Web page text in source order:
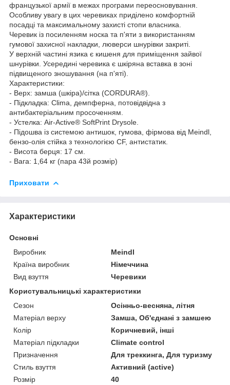
французької армії в межах програми переосновування.
Особливу увагу в цих черевиках приділено комфортній
посадці та максимальному захисті стопи власника.
Черевик із посиленням носка та п'яти з використанням
гумової захисної накладки, люверси шнурівки закриті.
У верхній частині язика є кишеня для приміщення зайвої
шнурівки. Усередині черевика є шкіряна вставка в зоні
підвищеного зношування (на п'яті).
Характеристики:
- Верх: замша (шкіра)/сітка (CORDURA®).
- Підкладка: Clima, демпферна, потовідвідна з
антибактеріальним просоченням.
- Устелка: Air-Active® SoftPrint Drysole.
- Підошва із системою антишок, гумова, фірмова від Meindl,
бензо-олія стійка з технологією CF, антистатик.
- Висота берця: 17 см.
- Вага: 1,64 кг (пара 43й розмір)
Приховати
Характеристики
Основні
Виробник
Meindl
Країна виробник
Німеччина
Вид взуття
Черевики
Користувальницькі характеристики
Сезон
Осінньо-весняна, літня
Матеріал верху
Замша, Об'єднані з замшею
Колір
Коричневий, інші
Матеріал підкладки
Climate control
Призначення
Для треккинга, Для туризму
Стиль взуття
Активний (active)
Розмір
40